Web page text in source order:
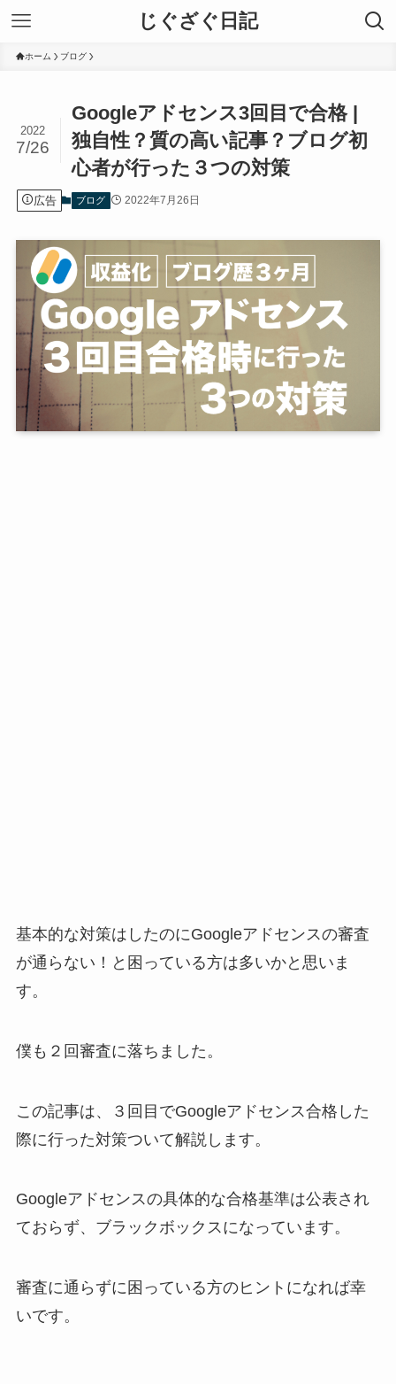
じぐざぐ日記
ホーム ブログ
Googleアドセンス3回目で合格 |
独自性？質の高い記事？ブログ初
心者が行った３つの対策
2022
7/26
広告 ブログ 2022年7月26日
基本的な対策はしたのにGoogleアドセンスの審査
が通らない！と困っている方は多いかと思いま
す。
僕も２回審査に落ちました。
この記事は、３回目でGoogleアドセンス合格した
際に行った対策ついて解説します。
Googleアドセンスの具体的な合格基準は公表され
ておらず、ブラックボックスになっています。
審査に通らずに困っている方のヒントになれば幸
いです。